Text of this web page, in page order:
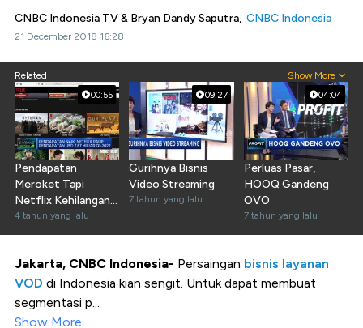
CNBC Indonesia TV & Bryan Dandy Saputra, CNBC Indonesia
21 December 2018 16:28
Related Show More
00:55
Pendapatan
Meroket Tapi
Netflix Kehilangan
200 Ribu Pelanggan
4 tahun yang lalu
09:27
Gurihnya Bisnis
Video Streaming
7 tahun yang lalu
04:04
Perluas Pasar,
HOOQ Gandeng
OVO
7 tahun yang lalu
Jakarta, CNBC Indonesia- Persaingan bisnis layanan
VOD di Indonesia kian sengit. Untuk dapat membuat
segmentasi p...
Show More